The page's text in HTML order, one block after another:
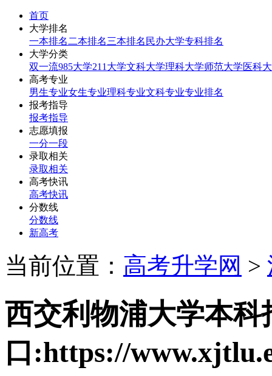
首页
大学排名
一本排名 二本排名三本排名 民办大学专科排名
大学分类
双一流985大学211大学文科大学理科大学师范大学医科
高考专业
男生专业女生专业理科专业文科专业专业排名
报考指导
报考指导
志愿填报
一分一段
录取相关
录取相关
高考快讯
高考快讯
分数线
分数线
新高考
当前位置： 高考升学网 >
西交利物浦大学本科
口:https://